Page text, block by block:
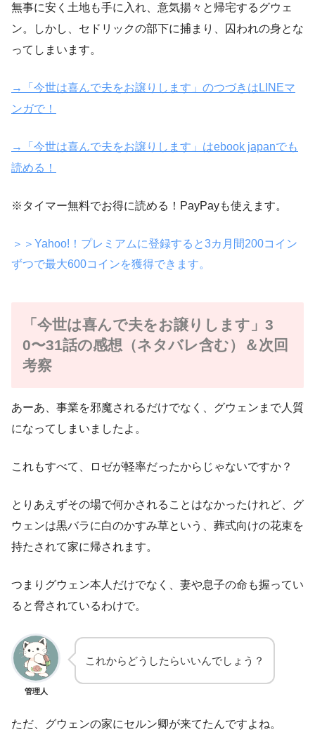
無事に安く土地も手に入れ、意気揚々と帰宅するグウェ
ン。しかし、セドリックの部下に捕まり、囚われの身とな
ってしまいます。
→「今世は喜んで夫をお譲りします」のつづきはLINEマ
ンガで！
→「今世は喜んで夫をお譲りします」はebook japanでも
読める！
※タイマー無料でお得に読める！PayPayも使えます。
＞＞Yahoo!！プレミアムに登録すると3カ月間200コイン
ずつで最大600コインを獲得できます。
「今世は喜んで夫をお譲りします」3
0〜31話の感想（ネタバレ含む）＆次回
考察
あーあ、事業を邪魔されるだけでなく、グウェンまで人質
になってしまいましたよ。
これもすべて、ロゼが軽率だったからじゃないですか？
とりあえずその場で何かされることはなかったけれど、グ
ウェンは黒バラに白のかすみ草という、葬式向けの花束を
持たされて家に帰されます。
つまりグウェン本人だけでなく、妻や息子の命も握ってい
ると脅されているわけで。
管理人
これからどうしたらいいんでしょう？
ただ、グウェンの家にセルン卿が来てたんですよね。